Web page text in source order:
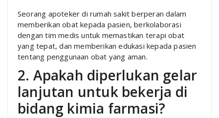
Seorang apoteker di rumah sakit berperan dalam
memberikan obat kepada pasien, berkolaborasi
dengan tim medis untuk memastikan terapi obat
yang tepat, dan memberikan edukasi kepada pasien
tentang penggunaan obat yang aman.
2. Apakah diperlukan gelar
lanjutan untuk bekerja di
bidang kimia farmasi?